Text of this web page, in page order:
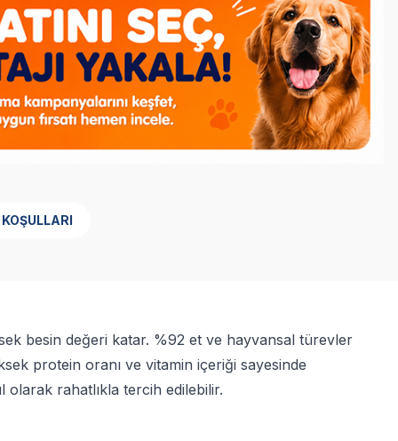
besin değeri katar. %92 et ve hayvansal türevler
protein oranı ve vitamin içeriği sayesinde
olarak rahatlıkla tercih edilebilir.